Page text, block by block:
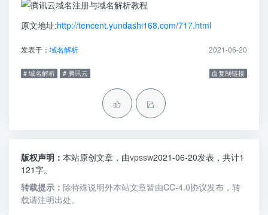
原文地址:http://tencent.yundashi168.com/717.html
发表于： 域名解析 2021-06-20
# 域名解析 # 腾讯云 复制链接
版权声明： 本站原创文章，由vpssw2021-06-20发表，共计1
121字。
转载提示： 除特殊说明外本站文章皆由CC-4.0协议发布，转
载请注明出处。